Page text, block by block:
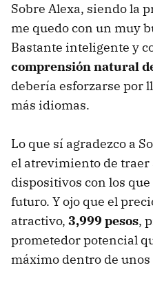
Sobre Alexa, siendo la
me quedo con un muy
Bastante inteligente y
comprensión natural
debería esforzarse por
más idiomas.
Lo que sí agradezco a
el atrevimiento de traer
dispositivos con los
futuro. Y ojo que el
atractivo, 3,999 pesos,
prometedor potencial
máximo dentro de unos